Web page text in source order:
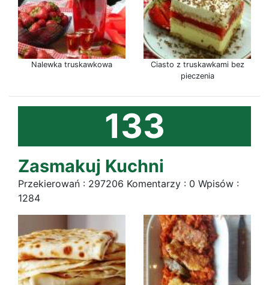
Nalewka truskawkowa
Ciasto z truskawkami bez
pieczenia
133
Zasmakuj Kuchni
Przekierowań : 297206 Komentarzy : 0 Wpisów :
1284